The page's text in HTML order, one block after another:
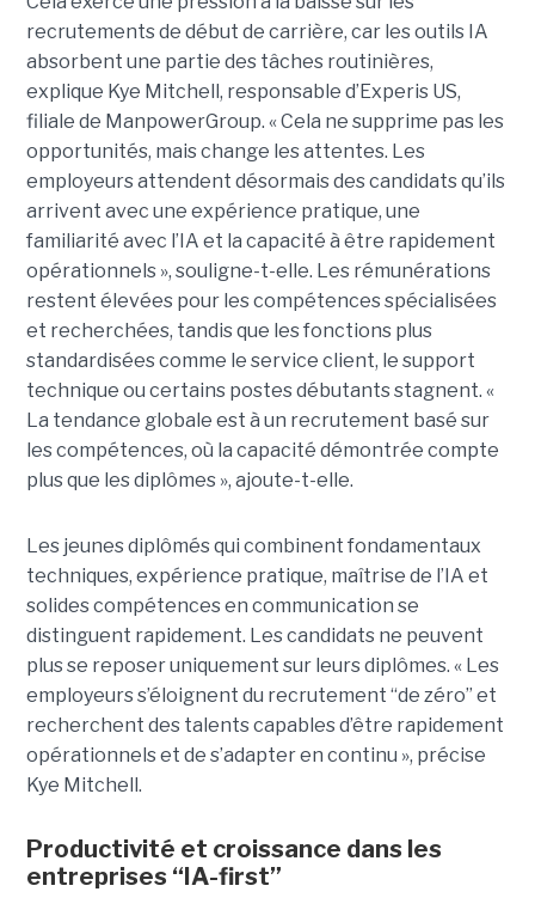
recrutements de début de carrière, car les outils IA
absorbent une partie des tâches routinières,
explique Kye Mitchell, responsable d’Experis US,
filiale de ManpowerGroup. « Cela ne supprime pas les
opportunités, mais change les attentes. Les
employeurs attendent désormais des candidats qu’ils
arrivent avec une expérience pratique, une
familiarité avec l’IA et la capacité à être rapidement
opérationnels », souligne-t-elle. Les rémunérations
restent élevées pour les compétences spécialisées
et recherchées, tandis que les fonctions plus
standardisées comme le service client, le support
technique ou certains postes débutants stagnent. «
La tendance globale est à un recrutement basé sur
les compétences, où la capacité démontrée compte
plus que les diplômes », ajoute-t-elle.
Les jeunes diplômés qui combinent fondamentaux
techniques, expérience pratique, maîtrise de l’IA et
solides compétences en communication se
distinguent rapidement. Les candidats ne peuvent
plus se reposer uniquement sur leurs diplômes. « Les
employeurs s’éloignent du recrutement “de zéro” et
recherchent des talents capables d’être rapidement
opérationnels et de s’adapter en continu », précise
Kye Mitchell.
Productivité et croissance dans les
entreprises “IA-first”